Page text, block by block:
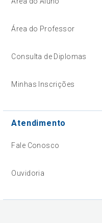
Área do Professor
Consulta de Diplomas
Minhas Inscrições
Atendimento
Fale Conosco
Ouvidoria